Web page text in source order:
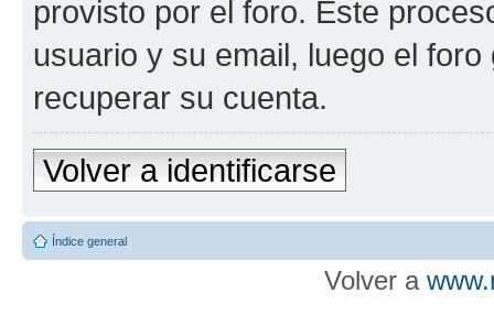
provisto por el foro. Este
usuario y su email, luego el
recuperar su cuenta.
Volver a identificarse
Índice general
Volver a